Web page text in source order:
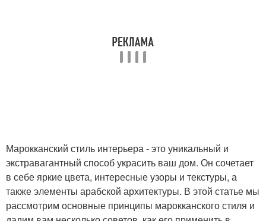
Марокканский стиль интерьера - это уникальный и
экстравагантный способ украсить ваш дом. Он сочетает
в себе яркие цвета, интересные узоры и текстуры, а
также элементы арабской архитектуры. В этой статье мы
рассмотрим основные принципы марокканского стиля и